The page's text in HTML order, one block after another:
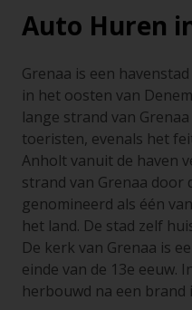
Auto Huren
Grenaa is een
in het oosten van
lange strand van
toeristen, evenals het
Anholt vanuit de haven
strand van Grenaa door
genomineerd als één
het land. De stad zelf
De kerk van Grenaa is
einde van de 13e eeuw.
herbouwd na een brand